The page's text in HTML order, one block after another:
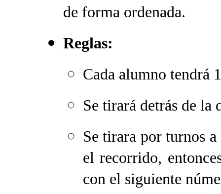
de forma ordenada.
Reglas:
Cada alumno tendrá
Se tirará detrás de la
Se tirara por turnos
el recorrido,
con el siguiente